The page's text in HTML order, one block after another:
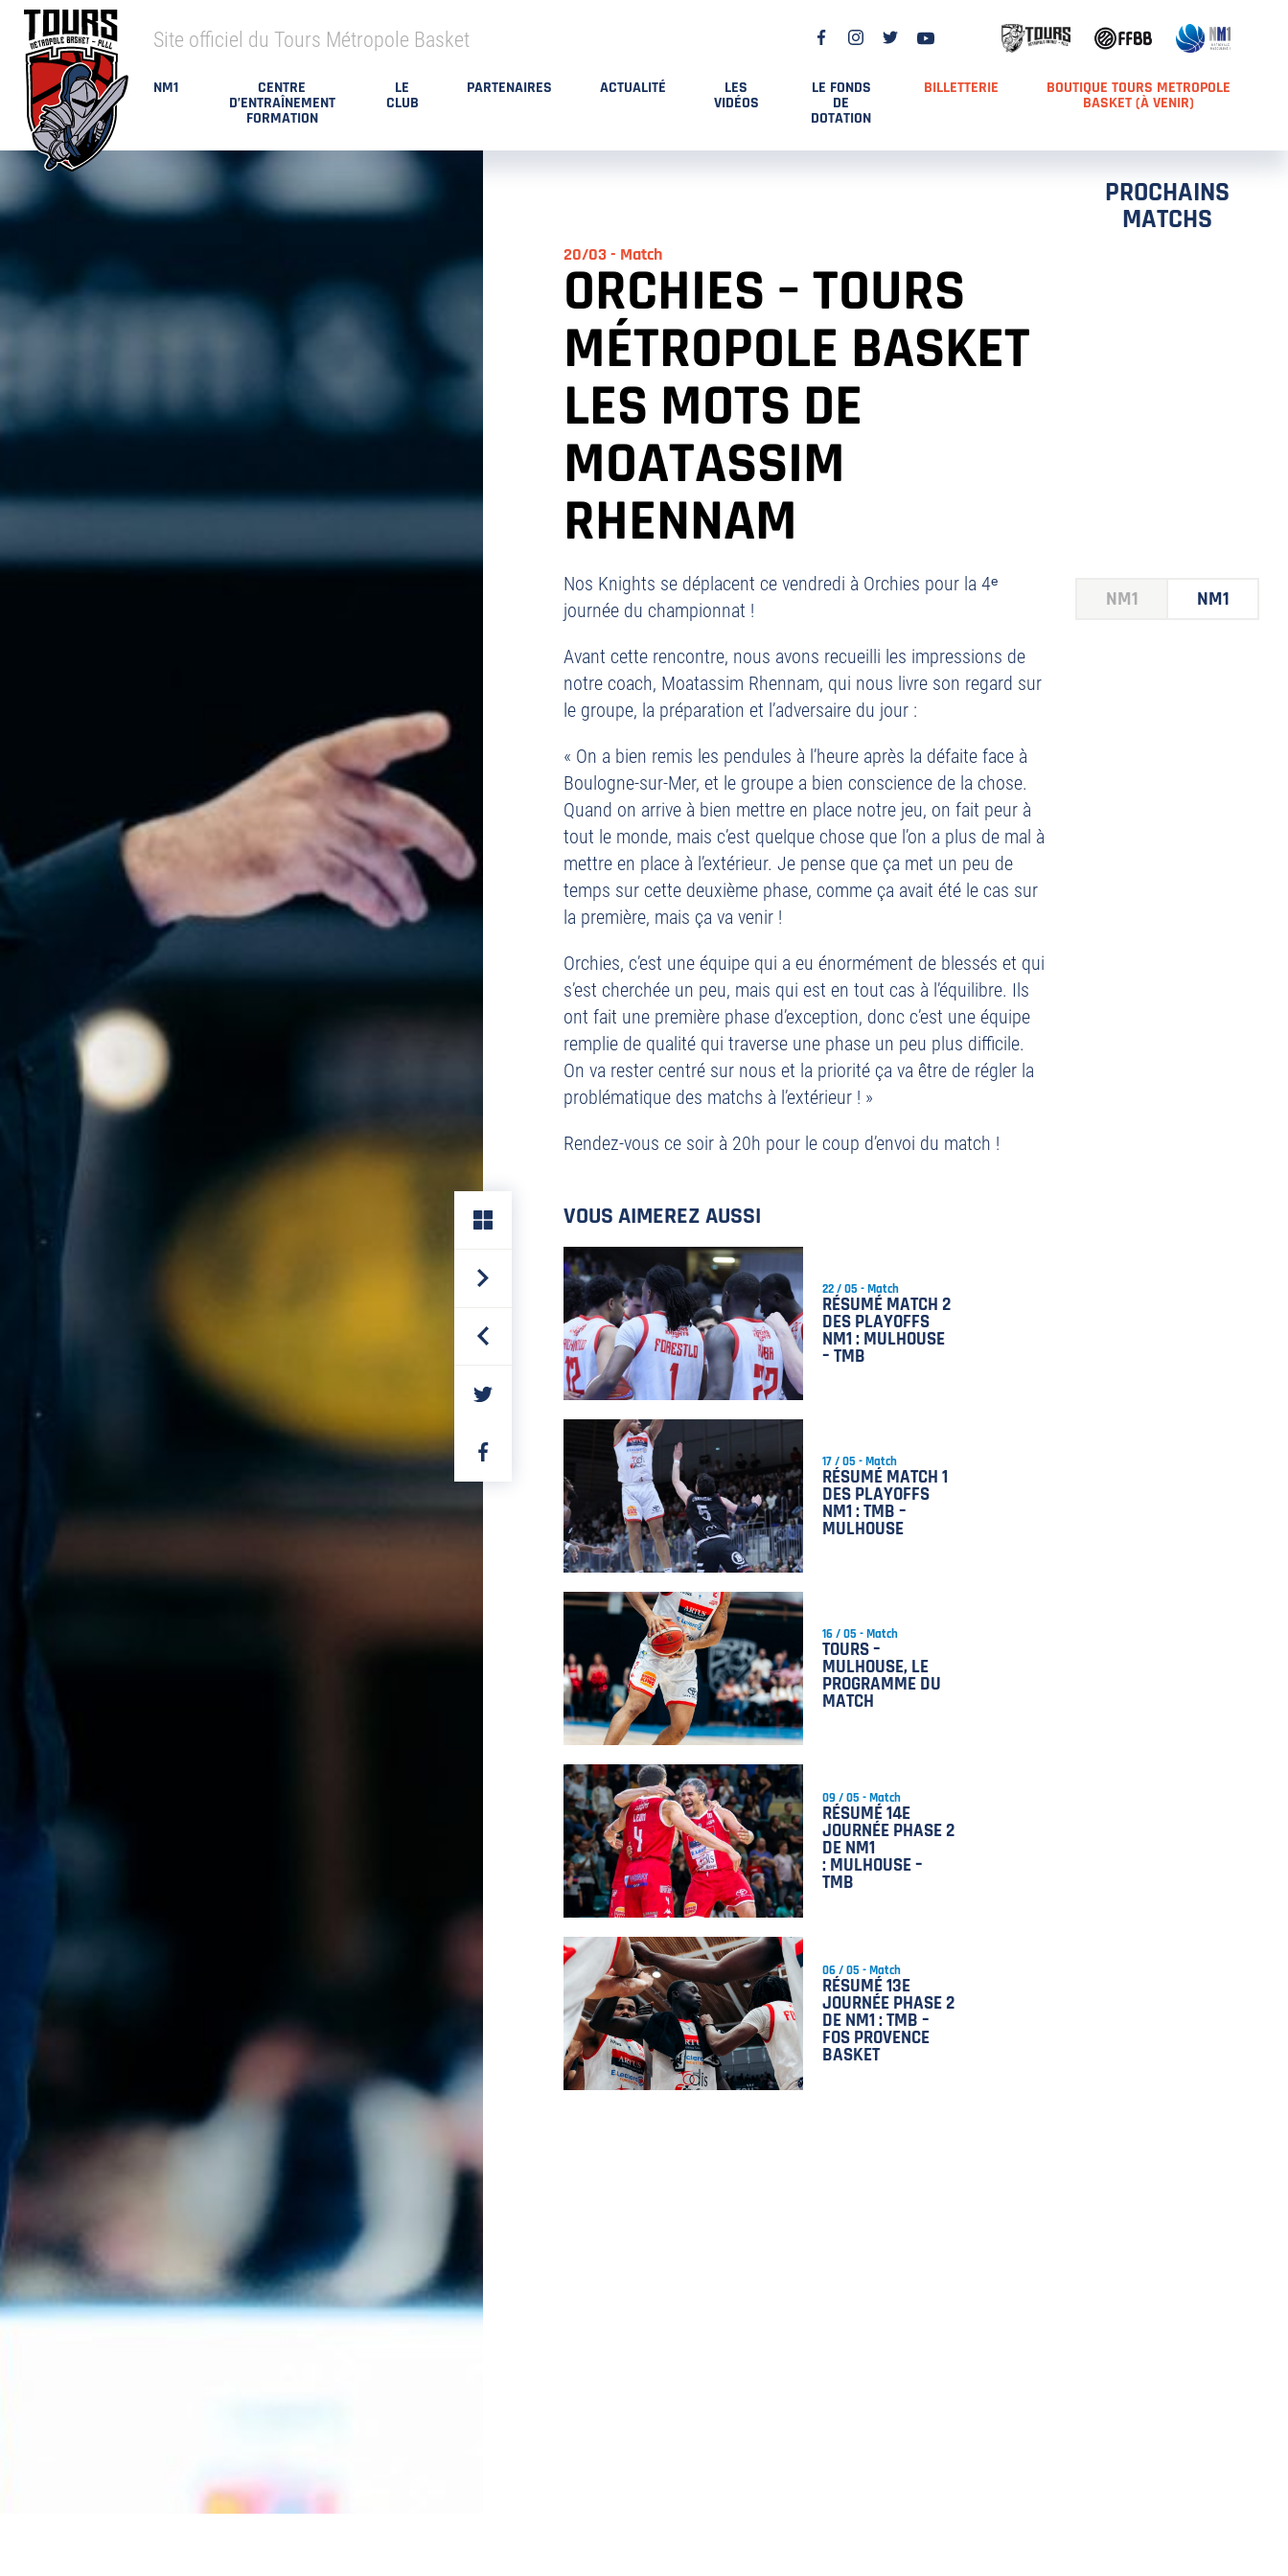
Site officiel du Tours Métropole Basket
NM1 CENTRE
D’ENTRAÎNEMENT
FORMATION
LE
CLUB
PARTENAIRES ACTUALITÉ LES
VIDÉOS
LE FONDS
DE
DOTATION
BILLETTERIE BOUTIQUE TOURS METROPOLE
BASKET (À VENIR)
PARTAGER
SUR
PARTAGER
SUR
FACEBOOK
20/03 - Match
ORCHIES – TOURS
MÉTROPOLE BASKET
LES MOTS DE
MOATASSIM
RHENNAM
Nos Knights se déplacent ce vendredi à Orchies pour la 4ᵉ
journée du championnat !
Avant cette rencontre, nous avons recueilli les impressions de
notre coach, Moatassim Rhennam, qui nous livre son regard sur
le groupe, la préparation et l’adversaire du jour :
« On a bien remis les pendules à l’heure après la défaite face à
Boulogne-sur-Mer, et le groupe a bien conscience de la chose.
Quand on arrive à bien mettre en place notre jeu, on fait peur à
tout le monde, mais c’est quelque chose que l’on a plus de mal à
mettre en place à l’extérieur. Je pense que ça met un peu de
temps sur cette deuxième phase, comme ça avait été le cas sur
la première, mais ça va venir !
Orchies, c’est une équipe qui a eu énormément de blessés et qui
s’est cherchée un peu, mais qui est en tout cas à l’équilibre. Ils
ont fait une première phase d’exception, donc c’est une équipe
remplie de qualité qui traverse une phase un peu plus difficile.
On va rester centré sur nous et la priorité ça va être de régler la
problématique des matchs à l’extérieur ! »
Rendez-vous ce soir à 20h pour le coup d’envoi du match !
VOUS AIMEREZ AUSSI
22 / 05 - Match
RÉSUMÉ MATCH 2
DES PLAYOFFS
NM1 : MULHOUSE
– TMB
17 / 05 - Match
RÉSUMÉ MATCH 1
DES PLAYOFFS
NM1 : TMB –
MULHOUSE
16 / 05 - Match
TOURS –
MULHOUSE, LE
PROGRAMME DU
MATCH
09 / 05 - Match
RÉSUMÉ 14E
JOURNÉE PHASE 2
DE NM1
: MULHOUSE –
TMB
06 / 05 - Match
RÉSUMÉ 13E
JOURNÉE PHASE 2
DE NM1 : TMB –
FOS PROVENCE
BASKET
PROCHAINS
MATCHS
NM1 NM1